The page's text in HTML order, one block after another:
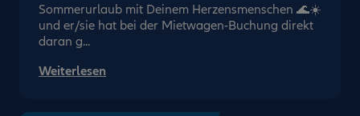
Sommerurlaub mit Deinem Herzensmenschen 🌊☀️
und er/sie hat bei der Mietwagen-Buchung direkt
daran g...
Weiterlesen